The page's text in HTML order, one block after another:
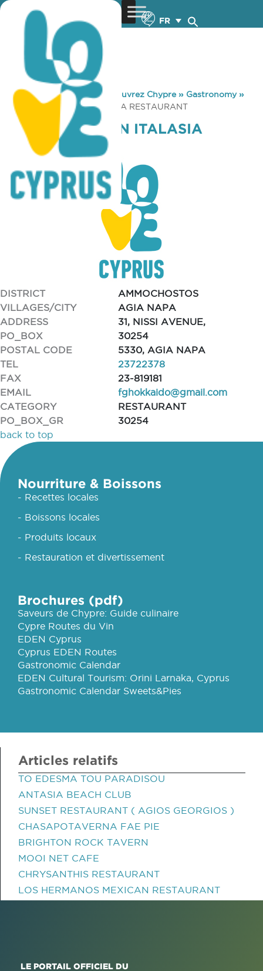
FR
You are here: Home »Découvrez Chypre» Gastronomy»
KOUZINA FUSION ITALASIA RESTAURANT
KOUZINA FUSION ITALASIA
RESTAURANT
DISTRICT
AMMOCHOSTOS
VILLAGES/CITY
AGIA NAPA
ADDRESS
31, NISSI AVENUE,
PO_BOX
30254
POSTAL CODE
5330, AGIA NAPA
TEL
23722378
FAX
23-819181
EMAIL
fghokkaido@gmail.com
CATEGORY
RESTAURANT
PO_BOX_GR
30254
back to top
Nourriture & Boissons
- Recettes locales
- Boissons locales
- Produits locaux
- Restauration et divertissement
Brochures (pdf)
Saveurs de Chypre: Guide culinaire
Cypre Routes du Vin
EDEN Cyprus
Cyprus EDEN Routes
Gastronomic Calendar
EDEN Cultural Tourism: Orini Larnaka, Cyprus
Gastronomic Calendar Sweets&Pies
Articles relatifs
TO EDESMA TOU PARADISOU
ANTASIA BEACH CLUB
SUNSET RESTAURANT ( AGIOS GEORGIOS )
CHASAPOTAVERNA FAE PIE
BRIGHTON ROCK TAVERN
MOOI NET CAFE
CHRYSANTHIS RESTAURANT
LOS HERMANOS MEXICAN RESTAURANT
LE PORTAIL OFFICIEL DU